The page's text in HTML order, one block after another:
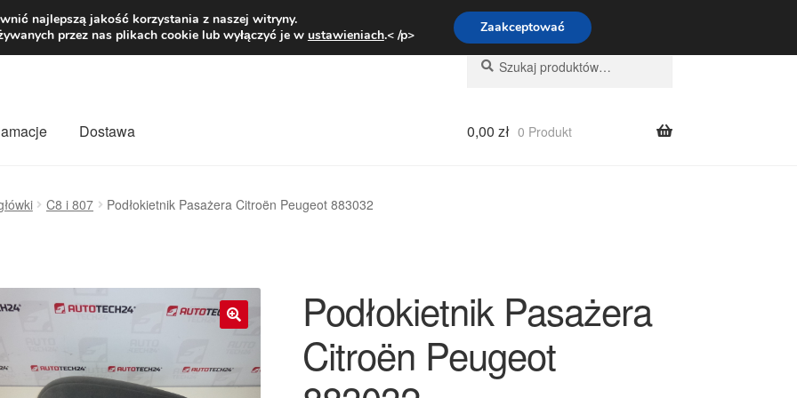
zł Pn.-pt. 9:00-16:00800 003 167
Szukaj:
Szukaj
Dostawa 0,00 zł 0 Produkt
C8 i 807 Podłokietnik Pasażera Citroën Peugeot 883032
Podłokietnik Pasażera
Citroën Peugeot
najlepszą jakość korzystania z naszej witryny.
przez nas plikach cookie lub wyłączyć je w ustawieniach.< /p> Zaakceptować